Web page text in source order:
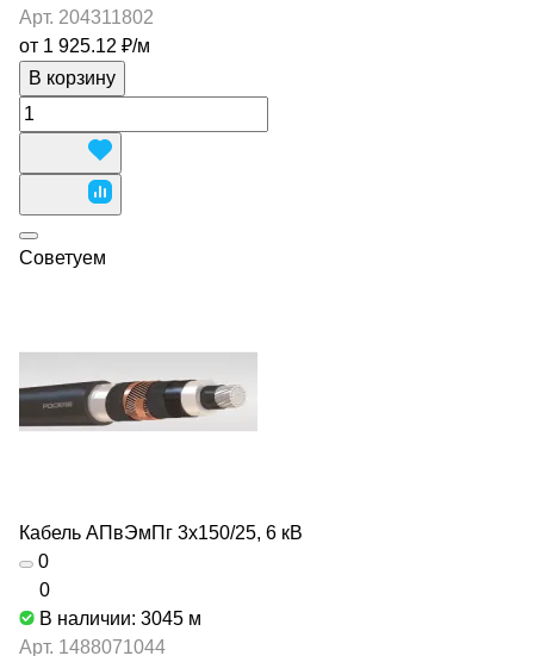
Арт. 204311802
от 1 925.12 ₽/м
В корзину
Советуем
Кабель АПвЭмПг 3х150/25, 6 кВ
0
0
В наличии: 3045 м
Арт. 1488071044